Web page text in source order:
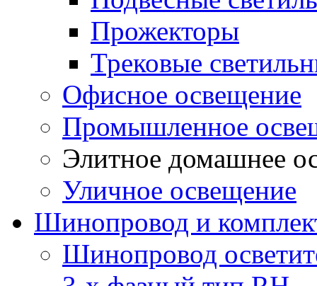
Прожекторы
Трековые
Офисное освещение
Промышленное
Элитное домашнее
Уличное освещение
Шинопровод и
Шинопровод